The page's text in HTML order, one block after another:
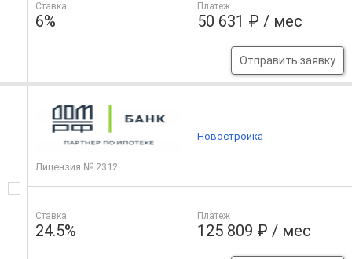
Ставка
6%
Платеж
50 631 ₽ / мес
Отправить заявку
Лицензия № 2312
Ставка
24.5%
Платеж
125 809 ₽ / мес
Новостройка